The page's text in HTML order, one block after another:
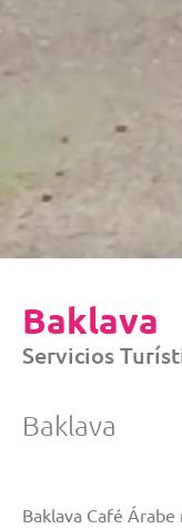
Baklava
Servicios
Baklava
Baklava Café